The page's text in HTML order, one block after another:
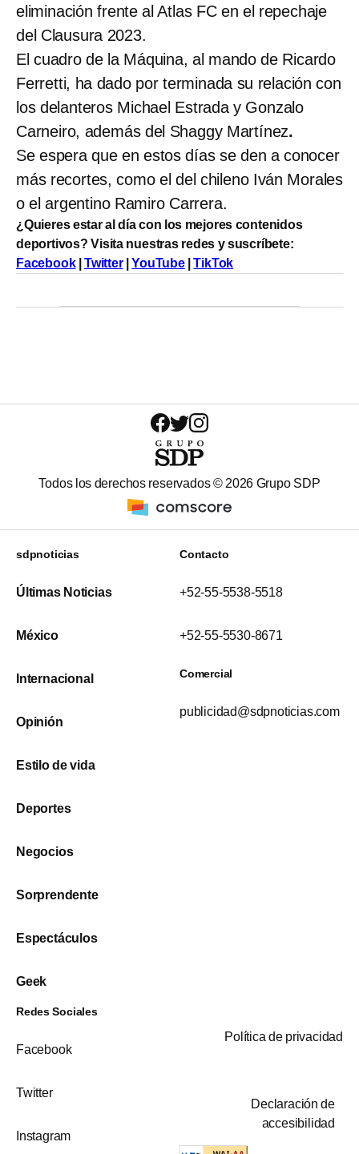
eliminación frente al Atlas FC en el repechaje
del Clausura 2023.
El cuadro de la Máquina, al mando de Ricardo
Ferretti, ha dado por terminada su relación con
los delanteros Michael Estrada y Gonzalo
Carneiro, además del Shaggy Martínez.
Se espera que en estos días se den a conocer
más recortes, como el del chileno Iván Morales
o el argentino Ramiro Carrera.
¿Quieres estar al día con los mejores contenidos
deportivos? Visita nuestras redes y suscríbete:
Facebook|Twitter| YouTube|TikTok
Todos los derechos reservados © 2026 Grupo SDP
sdpnoticias
Últimas Noticias
México
Internacional
Opinión
Estilo de vida
Deportes
Negocios
Sorprendente
Espectáculos
Geek
Contacto
+52-55-5538-5518
+52-55-5530-8671
Comercial
publicidad@sdpnoticias.com
Redes Sociales
Facebook
Twitter
Instagram
Política de privacidad
Declaración de
accesibilidad